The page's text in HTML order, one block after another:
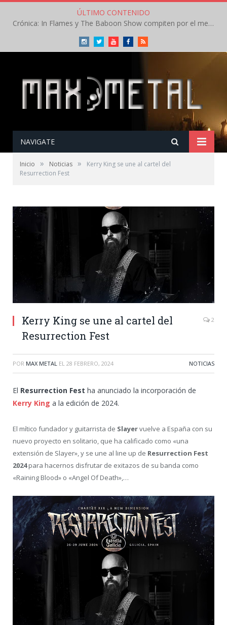
ÚLTIMO CONTENIDO
Crónica: In Flames y The Baboon Show compiten por el mejor concierto del día en el Leyendas del Rock – Viernes – Agosto 2026
InstagramTwitterYoutubeFacebookRSS
NAVIGATE
Inicio » Noticias »
Kerry King se une al cartel del
Resurrection Fest
Kerry King se une al cartel del
Resurrection Fest
2
POR MAX METAL EL 28 FEBRERO, 2024 NOTICIAS
El Resurrection Fest ha anunciado la incorporación de
Kerry King a la edición de 2024.
El mítico fundador y guitarrista de Slayervuelve a España con su
nuevo proyecto en solitario, que ha calificado como «una
extensión de Slayer», y se une al line up de Resurrection Fest
2024para hacernos disfrutar de exitazos de su banda como
«Raining Blood» o «Angel Of Death»,…